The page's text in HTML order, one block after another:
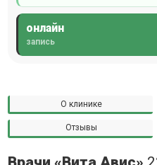
онлайн
запись
О клинике
Отзывы